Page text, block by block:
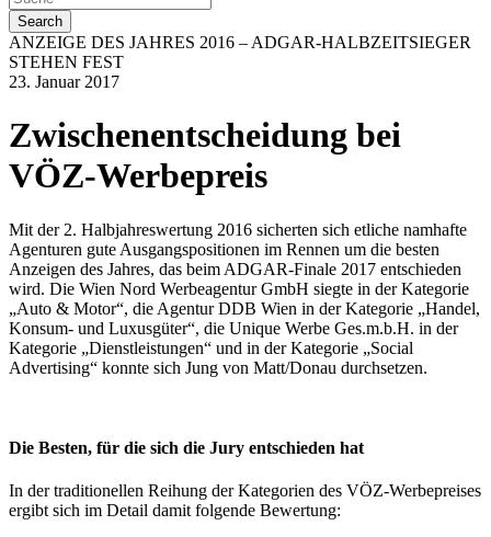
Search
ANZEIGE DES JAHRES 2016 – ADGAR-HALBZEITSIEGER
STEHEN FEST
23. Januar 2017
Zwischenentscheidung bei
VÖZ-Werbepreis
Mit der 2. Halbjahreswertung 2016 sicherten sich etliche namhafte
Agenturen gute Ausgangspositionen im Rennen um die besten
Anzeigen des Jahres, das beim ADGAR-Finale 2017 entschieden
wird. Die Wien Nord Werbeagentur GmbH siegte in der Kategorie
„Auto & Motor“, die Agentur DDB Wien in der Kategorie „Handel,
Konsum- und Luxusgüter“, die Unique Werbe Ges.m.b.H. in der
Kategorie „Dienstleistungen“ und in der Kategorie „Social
Advertising“ konnte sich Jung von Matt/Donau durchsetzen.
Die Besten, für die sich die Jury entschieden hat
In der traditionellen Reihung der Kategorien des VÖZ-Werbepreises
ergibt sich im Detail damit folgende Bewertung: